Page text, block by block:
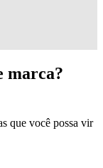
marca?
que você possa vir